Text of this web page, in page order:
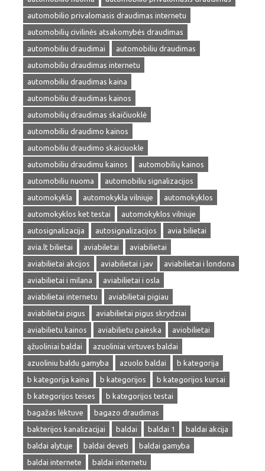
automobilio privalomasis draudimas internetu
automobilių civilinės atsakomybės draudimas
automobiliu draudimai
automobiliu draudimas
automobiliu draudimas internetu
automobiliu draudimas kaina
automobiliu draudimas kainos
automobilių draudimas skaičiuoklė
automobiliu draudimo kainos
automobiliu draudimo skaiciuokle
automobiliu draudimu kainos
automobilių kainos
automobiliu nuoma
automobiliu signalizacijos
automokykla
automokykla vilniuje
automokyklos
automokyklos ket testai
automokyklos vilniuje
autosignalizacija
autosignalizacijos
avia bilietai
avia.lt bilietai
aviabiletai
aviabilietai
aviabilietai akcijos
aviabilietai i jav
aviabilietai i londona
aviabilietai i milana
aviabilietai i osla
aviabilietai internetu
aviabilietai pigiau
aviabilietai pigus
aviabilietai pigus skrydziai
aviabilietu kainos
aviabilietu paieska
aviobilietai
ąžuoliniai baldai
azuoliniai virtuves baldai
azuoliniu baldu gamyba
azuolo baldai
b kategorija
b kategorija kaina
b kategorijos
b kategorijos kursai
b kategorijos teises
b kategorijos testai
bagažas lėktuve
bagazo draudimas
bakterijos kanalizacijai
baldai baldai 1
baldai akcija
baldai alytuje
baldai deveti
baldai gamyba
baldai internete
baldai internetu